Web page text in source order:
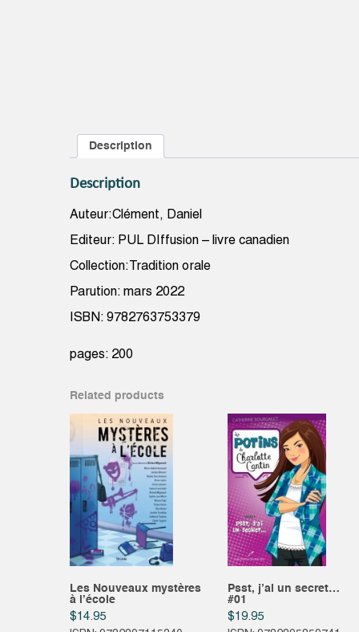
Description
Description
Auteur:Clément, Daniel
Editeur: PUL DIffusion – livre canadien
Collection:Tradition orale
Parution: mars 2022
ISBN: 9782763753379
pages: 200
Related products
Les Nouveaux mystères
à l’école
$14.95
Psst, j’ai un secret…
#01
$19.95